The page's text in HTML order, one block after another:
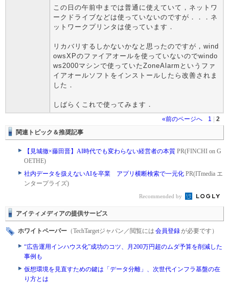
この日の午前中までは普通に使えていて，ネットワ
ークドライブなどは使っていないのですが．．．ネ
ットワークプリンタは使っています．
リカバリするしかないかなと思ったのですが，wind
owsXPのファイアオールを使っていないのでwindo
ws2000マシンで使っていたZoneAlarmというファ
イアオールソフトをインストールしたら改善されま
した．
しばらくこれで使ってみます．
«前のページへ 1
2
関連トピック＆推奨記事
【見城徹×藤田晋】AI時代でも変わらない経営者の本質 PR(FINCHI on G
OETHE)
社内データを扱えないAIを卒業 アプリ横断検索で一元化 PR(ITmedia エ
ンタープライズ)
Recommended by
アイティメディアの提供サービス
ホワイトペーパー （TechTargetジャパン／閲覧には 会員登録が必要です）
“広告運用インハウス化”成功のコツ、月200万円超のムダ予算を削減した
事例も
仮想環境を見直すための鍵は「データ分離」、次世代インフラ基盤の在
り方とは